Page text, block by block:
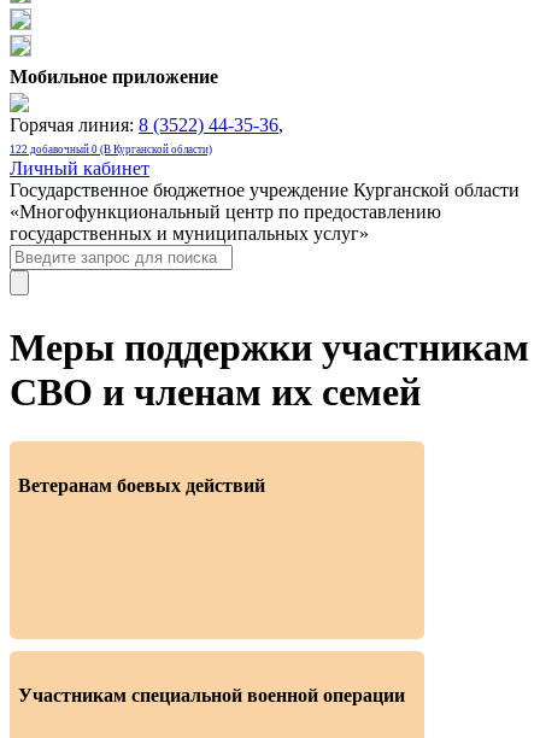
Мобильное приложение
Горячая линия: 8 (3522) 44-35-36,
122 добавочный 0 (В Курганской области)
Личный кабинет
Государственное бюджетное учреждение Курганской области
«Многофункциональный центр по предоставлению
государственных и муниципальных услуг»
Меры поддержки участникам
СВО и членам их семей
Ветеранам боевых действий
Участникам специальной военной операции